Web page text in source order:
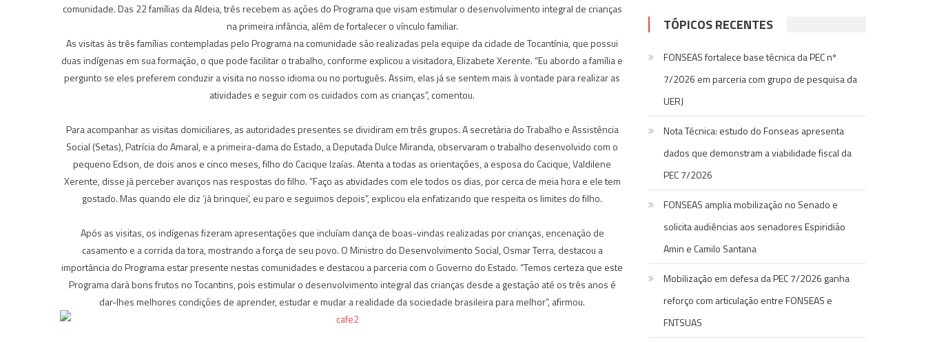
comunidade. Das 22 famílias da Aldeia, três recebem as ações do Programa que visam estimular o desenvolvimento integral de crianças
na primeira infância, além de fortalecer o vínculo familiar.
As visitas às três famílias contempladas pelo Programa na comunidade são realizadas pela equipe da cidade de Tocantínia, que possui
duas indígenas em sua formação, o que pode facilitar o trabalho, conforme explicou a visitadora, Elizabete Xerente. “Eu abordo a família e
pergunto se eles preferem conduzir a visita no nosso idioma ou no português. Assim, elas já se sentem mais à vontade para realizar as
atividades e seguir com os cuidados com as crianças”, comentou.
Para acompanhar as visitas domiciliares, as autoridades presentes se dividiram em três grupos. A secretária do Trabalho e Assistência
Social (Setas), Patrícia do Amaral, e a primeira-dama do Estado, a Deputada Dulce Miranda, observaram o trabalho desenvolvido com o
pequeno Edson, de dois anos e cinco meses, filho do Cacique Izaías. Atenta a todas as orientações, a esposa do Cacique, Valdilene
Xerente, disse já perceber avanços nas respostas do filho. “Faço as atividades com ele todos os dias, por cerca de meia hora e ele tem
gostado. Mas quando ele diz ‘já brinquei’, eu paro e seguimos depois”, explicou ela enfatizando que respeita os limites do filho.
Após as visitas, os indígenas fizeram apresentações que incluíam dança de boas-vindas realizadas por crianças, encenação de
casamento e a corrida da tora, mostrando a força de seu povo. O Ministro do Desenvolvimento Social, Osmar Terra, destacou a
importância do Programa estar presente nestas comunidades e destacou a parceria com o Governo do Estado. “Temos certeza que este
Programa dará bons frutos no Tocantins, pois estimular o desenvolvimento integral das crianças desde a gestação até os três anos é
dar-lhes melhores condições de aprender, estudar e mudar a realidade da sociedade brasileira para melhor”, afirmou.
TÓPICOS RECENTES
FONSEAS fortalece base técnica da PEC nº
7/2026 em parceria com grupo de pesquisa da
UERJ
Nota Técnica: estudo do Fonseas apresenta
dados que demonstram a viabilidade fiscal da
PEC 7/2026
FONSEAS amplia mobilização no Senado e
solicita audiências aos senadores Espiridião
Amin e Camilo Santana
Mobilização em defesa da PEC 7/2026 ganha
reforço com articulação entre FONSEAS e
FNTSUAS